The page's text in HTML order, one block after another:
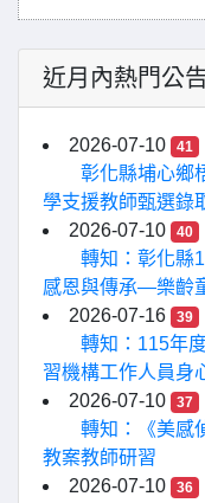
近月內熱門公
2026-07-10 41
彰化縣埔心鄉
學支援教師甄選錄
2026-07-10
40
轉知：彰化縣
感恩與傳承—樂齡
2026-07-16
39
轉知：115年
習機構工作人員身
2026-07-10
37
轉知：《美感
教案教師研習
2026-07-10
36